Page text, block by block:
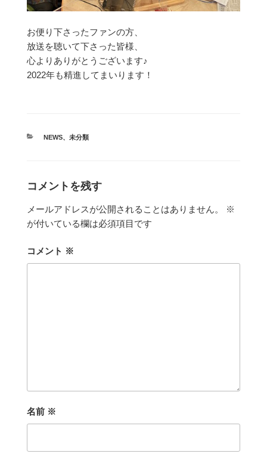
お便り下さったファンの方、
放送を聴いて下さった皆様、
心よりありがとうございます♪
2022年も精進してまいります！
カ
NEWS、 未分類
コメントを残す
メールアドレスが公開されることはありません。
※
が付いている欄は必須項目です
コメント ※
名前 ※